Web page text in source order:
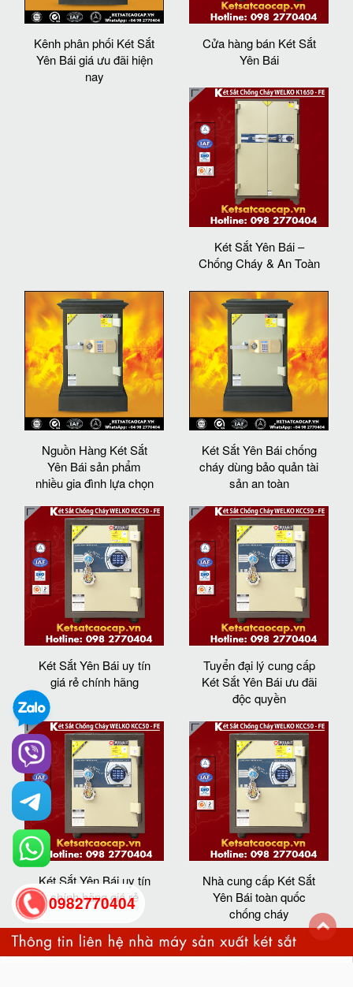
Kênh phân phối Két Sắt
Yên Bái giá ưu đãi hiện
nay
Cửa hàng bán Két Sắt
Yên Bái
Két Sắt Yên Bái –
Chống Cháy & An Toàn
Nguồn Hàng Két Sắt
Yên Bái sản phẩm
nhiều gia đình lựa chọn
Két Sắt Yên Bái chống
cháy dùng bảo quản tài
sản an toàn
Két Sắt Yên Bái uy tín
giá rẻ chính hãng
Tuyển đại lý cung cấp
Két Sắt Yên Bái ưu đãi
độc quyền
Két Sắt Yên Bái uy tín
chính hãng giá rẻ
Nhà cung cấp Két Sắt
Yên Bái toàn quốc
chống cháy
0982770404
back